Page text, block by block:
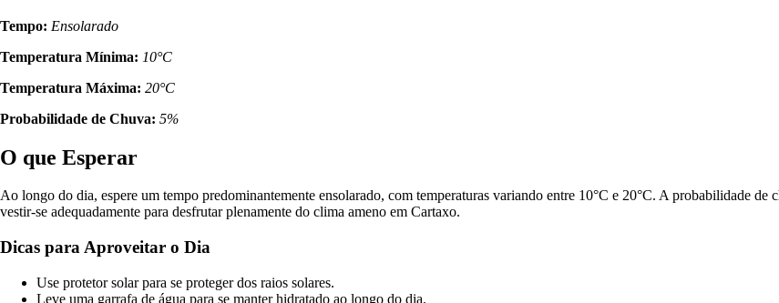
Tempo: Ensolarado
Temperatura Mínima: 10°C
Temperatura Máxima: 20°C
Probabilidade de Chuva: 5%
O que Esperar
Ao longo do dia, espere um tempo predominantemente ensolarado, com temperaturas variando entre 10°C e 20°C. A probabilidade
vestir-se adequadamente para desfrutar plenamente do clima ameno em Cartaxo.
Dicas para Aproveitar o Dia
Use protetor solar para se proteger dos raios solares.
Leve uma garrafa de água para se manter hidratado ao longo do dia.